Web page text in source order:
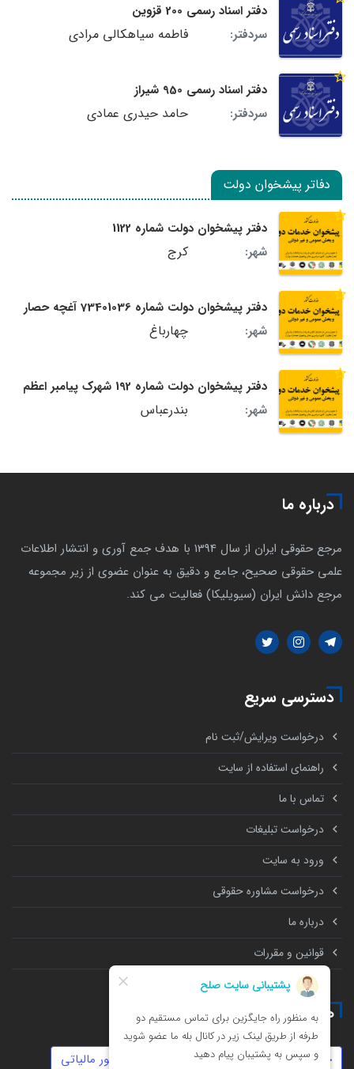
دفتر اسناد رسمی 200 قزوین
سردفتر:
فاطمه سیاهکالی مرادی
دفتر اسناد رسمی 950 شیراز
سردفتر:
حامد حیدری عمادی
دفاتر پیشخوان دولت
دفتر پیشخوان دولت شماره 1122
شهر:
کرج
دفتر پیشخوان دولت شماره 73401036 آغچه حصار
شهر:
چهارباغ
دفتر پیشخوان دولت شماره 192 شهرک پیامبر اعظم
شهر:
بندرعباس
درباره ما
مرجع حقوقی ایران از سال 1394 با هدف جمع آوری و انتشار اطلاعات
علمی حقوقی صحیح، جامع و دقیق به عنوان عضوی از زیر مجموعه
مرجع دانش ایران (سیویلیکا) فعالیت می کند.
دسترسی سریع
درخواست ویرایش/ثبت نام
راهنمای استفاده از سایت
تماس با ما
درخواست تبلیغات
ورود به سایت
درخواست مشاوره حقوقی
درباره ما
قوانین و مقررات
همه چیز درباره
حضانت نفقه توهین امور مالیاتی